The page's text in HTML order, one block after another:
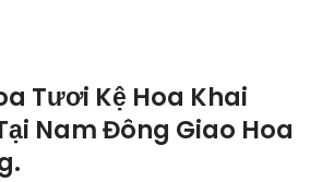
Tươi Kệ Hoa Khai
Nam Đông Giao Hoa